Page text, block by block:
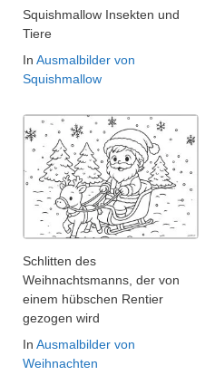
Squishmallow Insekten und
Tiere
In Ausmalbilder von
Squishmallow
Schlitten des
Weihnachtsmanns, der von
einem hübschen Rentier
gezogen wird
In Ausmalbilder von
Weihnachten